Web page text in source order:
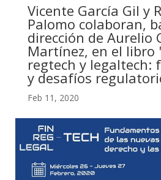
Vicente García Gil y
Palomo colaboran,
dirección de Aurelio
Martínez, en el libro
regtech y legaltech:
y desafíos
Feb 11, 2020